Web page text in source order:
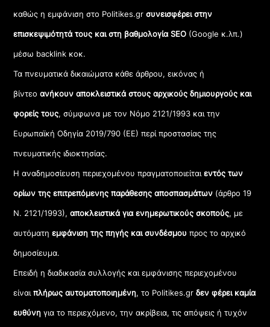
καθώς η εμφάνιση στο Politikes.gr συνεισφέρει στην
επισκεψιμότητά τους και στη βαθμολογία SEO (Google κ.λπ.)
μέσω backlink κοκ.
Τα πνευματικά δικαιώματα κάθε άρθρου, εικόνας ή
βίντεοανήκουν αποκλειστικά στους αρχικούς δημιουργούς και
φορείς τους, σύμφωνα με τον Νόμο 2121/1993 και την
Ευρωπαϊκή Οδηγία 2019/790 (ΕΕ) περί προστασίας της
πνευματικής ιδιοκτησίας.
Η αναδημοσίευση περιεχομένου πραγματοποιείταιεντός των
ορίων της επιτρεπόμενης παράθεσης αποσπασμάτων (άρθρο 19
Ν. 2121/1993), αποκλειστικά για ενημερωτικούς σκοπούς, με
αυτόματηεμφάνιση της πηγής και συνδέσμου προς το αρχικό
δημοσίευμα.
Επειδή η διαδικασία συλλογής και εμφάνισης περιεχομένου
είναιπλήρως αυτοματοποιημένη, το Politikes.grδεν φέρει καμία
ευθύνη για το περιεχόμενο, την ακρίβεια, τις απόψεις ή τυχόν